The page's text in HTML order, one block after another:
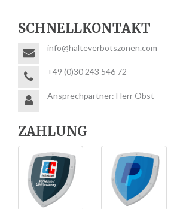
SCHNELLKONTAKT
info@halteverbotszonen.com
+49 (0)30 243 546 72
Ansprechpartner: Herr Obst
ZAHLUNG